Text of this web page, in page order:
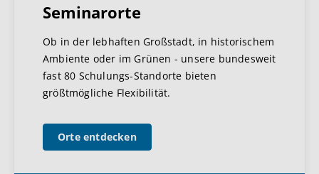
Seminarorte
Ob in der lebhaften Großstadt, in historischem
Ambiente oder im Grünen - unsere bundesweit
fast 80 Schulungs-Standorte bieten
größtmögliche Flexibilität.
Orte entdecken